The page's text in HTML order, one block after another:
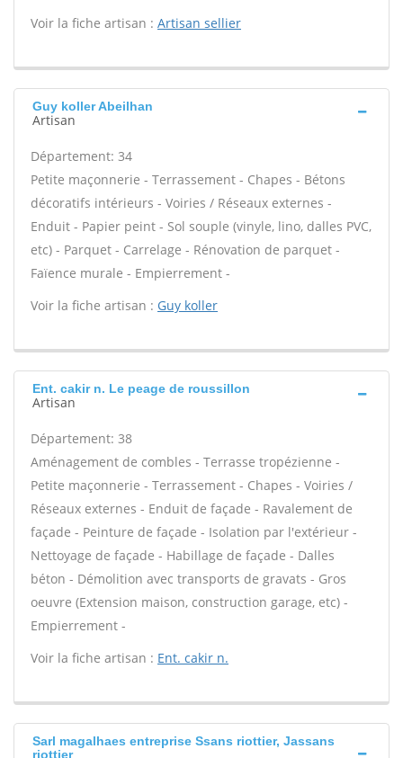
Voir la fiche artisan : Artisan sellier
Guy koller Abeilhan
Artisan
Département: 34
Petite maçonnerie - Terrassement - Chapes - Bétons
décoratifs intérieurs - Voiries / Réseaux externes -
Enduit - Papier peint - Sol souple (vinyle, lino, dalles PVC,
etc) - Parquet - Carrelage - Rénovation de parquet -
Faïence murale - Empierrement -
Voir la fiche artisan : Guy koller
Ent. cakir n. Le peage de roussillon
Artisan
Département: 38
Aménagement de combles - Terrasse tropézienne -
Petite maçonnerie - Terrassement - Chapes - Voiries /
Réseaux externes - Enduit de façade - Ravalement de
façade - Peinture de façade - Isolation par l'extérieur -
Nettoyage de façade - Habillage de façade - Dalles
béton - Démolition avec transports de gravats - Gros
oeuvre (Extension maison, construction garage, etc) -
Empierrement -
Voir la fiche artisan : Ent. cakir n.
Sarl magalhaes entreprise Ssans riottier, Jassans
riottier